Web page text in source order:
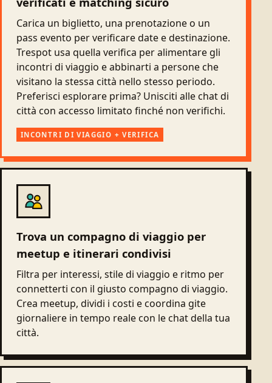
Carica un biglietto, una prenotazione o un
pass evento per verificare date e destinazione.
Trespot usa quella verifica per alimentare gli
incontri di viaggio e abbinarti a persone che
visitano la stessa città nello stesso periodo.
Preferisci esplorare prima? Unisciti alle chat di
città con accesso limitato finché non verifichi.
INCONTRI DI VIAGGIO + VERIFICA
Trova un compagno di viaggio per
meetup e itinerari condivisi
Filtra per interessi, stile di viaggio e ritmo per
connetterti con il giusto compagno di viaggio.
Crea meetup, dividi i costi e coordina gite
giornaliere in tempo reale con le chat della tua
città.